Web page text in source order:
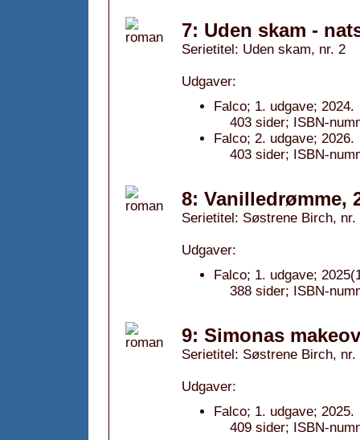
7: Uden skam -
Serietitel: Uden skam, nr. 2
Udgaver:
Falco; 1. udgave; 2024.
403 sider; ISBN-
Falco; 2. udgave; 2026.
403 sider; ISBN-
8: Vanilledrømme,
Serietitel: Søstrene Birch, nr.
Udgaver:
Falco; 1. udgave;
388 sider; ISBN-
9: Simonas
Serietitel: Søstrene Birch, nr.
Udgaver:
Falco; 1. udgave; 2025.
409 sider; ISBN-